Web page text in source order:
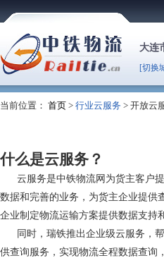
大连
[切换
当前位置： 首页 > 行业云服务 > 开放云
什么是云服务？
云服务是中铁物流网为货主客户
数据和完善的业务，为货主企业提供
企业制定物流运输方案提供数据支持
同时，瑞铁推出企业级云服务，
供查询服务，实现物流全程数据查询